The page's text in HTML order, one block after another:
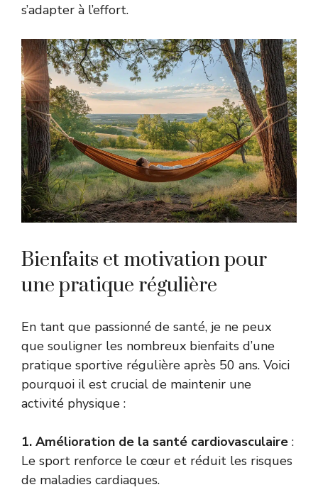
s’adapter à l’effort.
Bienfaits et motivation pour
une pratique régulière
En tant que passionné de santé, je ne peux
que souligner les nombreux bienfaits d’une
pratique sportive régulière après 50 ans. Voici
pourquoi il est crucial de maintenir une
activité physique :
1. Amélioration de la santé cardiovasculaire :
Le sport renforce le cœur et réduit les risques
de maladies cardiaques.